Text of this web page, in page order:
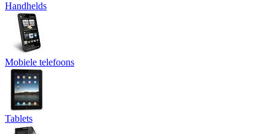
Handhelds
Mobiele telefoons
Tablets